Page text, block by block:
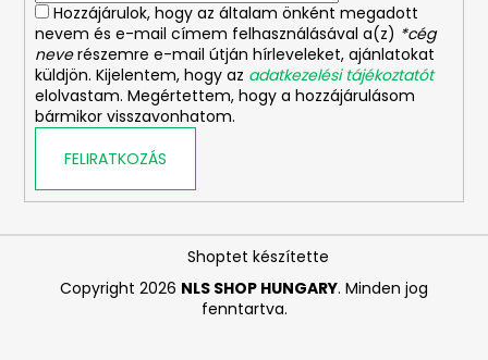
Hozzájárulok, hogy az általam önként megadott
nevem és e-mail címem felhasználásával a(z) *cég
neverészemre e-mail útján hírleveleket, ajánlatokat
küldjön. Kijelentem, hogy az adatkezelési tájékoztatót
elolvastam. Megértettem, hogy a hozzájárulásom
bármikor visszavonhatom.
FELIRATKOZÁS
Shoptet készítette
Copyright 2026 NLS SHOP HUNGARY. Minden jog
fenntartva.